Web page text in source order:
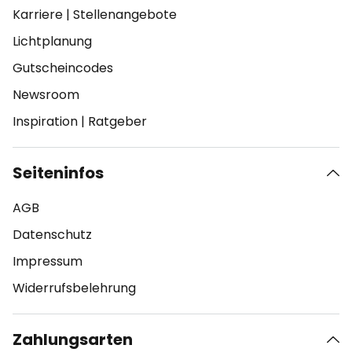
Karriere | Stellenangebote
Lichtplanung
Gutscheincodes
Newsroom
Inspiration | Ratgeber
Seiteninfos
AGB
Datenschutz
Impressum
Widerrufsbelehrung
Zahlungsarten